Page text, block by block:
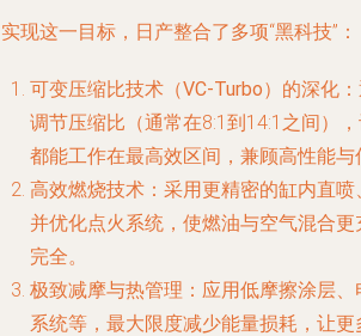
现这一目标，日产整合了多项“黑科技”：
可变压缩比技术（VC-Turbo）的深化
调节压缩比（通常在8:1到14:1之间）
都能工作在最高效区间，兼顾高性能与
高效燃烧技术 ：采用更精密的缸内直
并优化点火系统，使燃油与空气混合
完全。
极致减摩与热管理 ：应用低摩擦涂层
系统等，最大限度减少能量损耗，让